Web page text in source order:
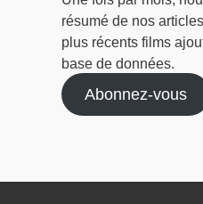
résumé de nos
plus récents films
base de données.
Abonnez-vous